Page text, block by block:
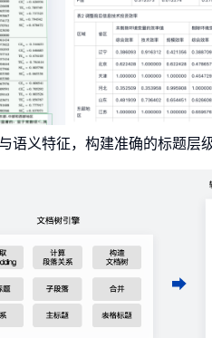
语义特征，构建准确的标题层